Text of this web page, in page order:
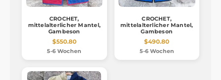
CROCHET,
mittelalterlicher Mantel,
Gambeson
$550.80
5-6 Wochen
CROCHET,
mittelalterlicher Mantel,
Gambeson
$490.80
5-6 Wochen